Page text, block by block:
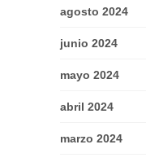
agosto 2024
junio 2024
mayo 2024
abril 2024
marzo 2024